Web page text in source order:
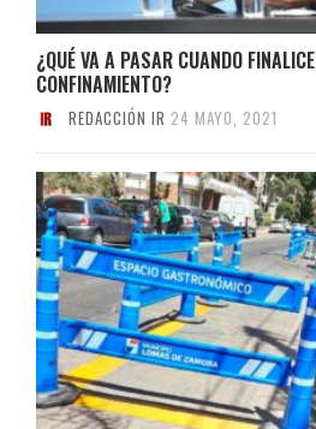
¿QUÉ VA A PASAR CUANDO
CONFINAMIENTO?
REDACCIÓN IR 24 MAYO, 2021